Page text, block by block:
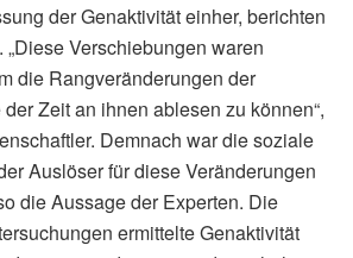
der Genaktivität einher, berichten
Verschiebungen waren
die Rangveränderungen der
Zeit an ihnen ablesen zu können“,
Demnach war die soziale
Auslöser für diese Veränderungen
die Aussage der Experten. Die
ermittelte Genaktivität